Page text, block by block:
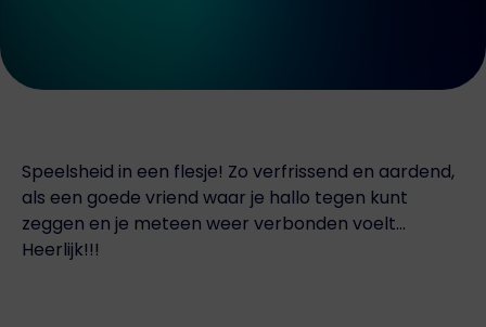
Speelsheid in een flesje! Zo verfrissend en aardend,
als een goede vriend waar je hallo tegen kunt
zeggen en je meteen weer verbonden voelt...
Heerlijk!!!